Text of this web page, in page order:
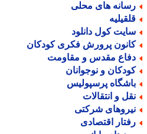
های محلی
کول دانلود
پرورش فکری کودکان
مقدس و مقاومت
و نوجوانان
پرسپولیس
و انتقالات
شرکتی
اقتصادی